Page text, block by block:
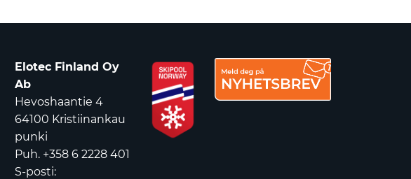
Elotec Finland Oy
Ab
Hevoshaantie 4
64100 Kristiinankau
punki
Puh. +358 6 2228 401
S-posti: